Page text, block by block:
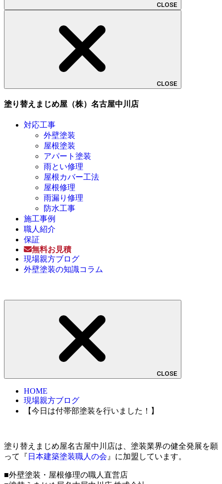
CLOSE
CLOSE
塗り替えまじめ屋（株）名古屋中川店
対応工事
外壁塗装
屋根塗装
アパート塗装
雨とい修理
屋根カバー工法
屋根修理
雨漏り修理
防水工事
施工事例
職人紹介
保証
無料お見積
現場親方ブログ
外壁塗装の知識コラム
CLOSE
HOME
現場親方ブログ
【今日は付帯部塗装を行いました！】
塗り替えまじめ屋名古屋中川店は、塗装業界の健全発展を願
って『 日本建築塗装職人の会 』に加盟しています。
■外壁塗装・屋根修理の職人直営店